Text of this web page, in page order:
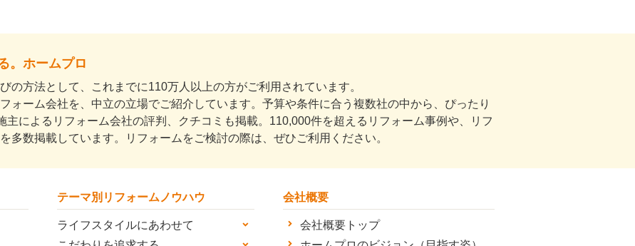
。ホームプロ
の方法として、これまでに110万人以上の方がご利用されています。
ォーム会社を、中立の立場でご紹介しています。予算や条件に合う複数社の中から、ぴったり
主によるリフォーム会社の評判、クチコミも掲載。110,000件を超えるリフォーム事例や、リフ
多数掲載しています。リフォームをご検討の際は、ぜひご利用ください。
テーマ別リフォームノウハウ
ライフスタイルにあわせて
会社概要
会社概要トップ